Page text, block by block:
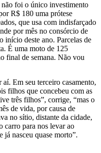
foi o único investimento
R$ 180 uma prótese
que usa com indisfarçado
por mês no consórcio de
início deste ano. Parcelas de
É uma moto de 125
final de semana. Não vou
Em seu terceiro casamento,
filhos que concebeu com as
três filhos”, corrige, “mas o
de vida, por causa de
no sítio, distante da cidade,
carro para nos levar ao
nasceu quase morto”.